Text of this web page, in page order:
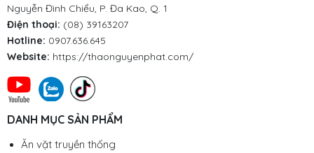
Nguyễn Đình Chiểu, P. Đa Kao, Q. 1
Điện thoại: (08) 39163207
Hotline: 0907.636.645
Website: https://thaonguyenphat.com/
DANH MỤC SẢN PHẨM
Ăn vặt truyền thống